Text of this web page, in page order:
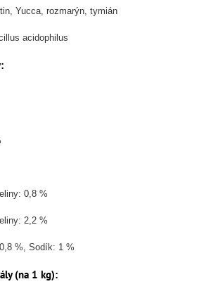
Yucca, rozmarýn, tymián
acidophilus
0,8 %
2,2 %
%, Sodík: 1 %
(na 1 kg):